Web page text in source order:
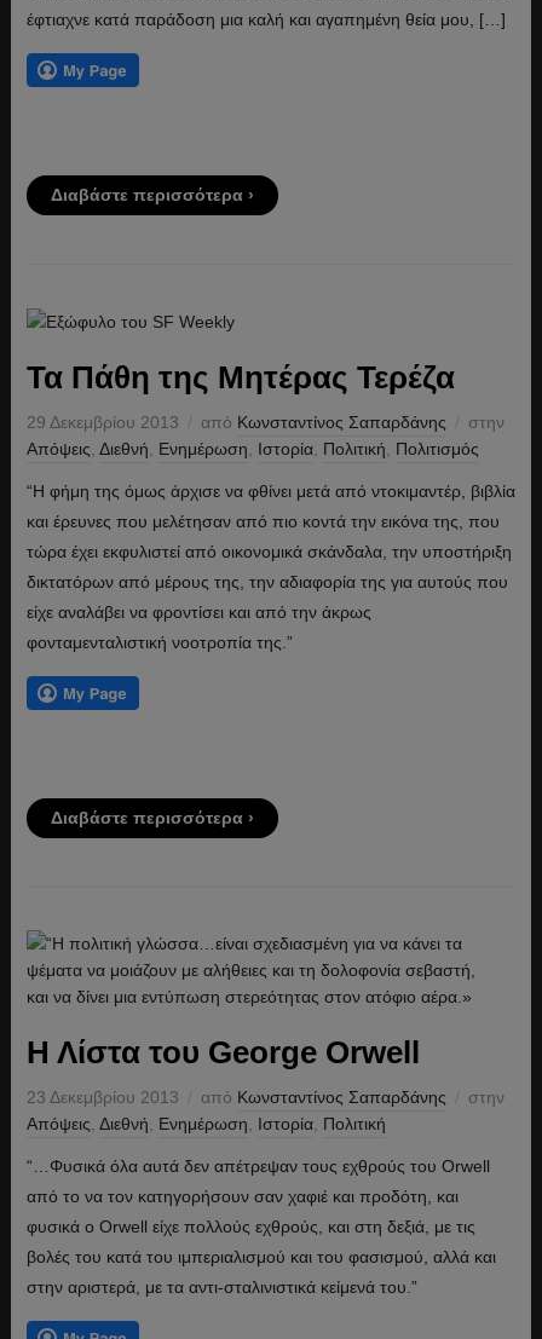
έφτιαχνε κατά παράδοση μια καλή και αγαπημένη θεία μου, […]
Διαβάστε περισσότερα ›
Τα Πάθη της Μητέρας Τερέζα
29 Δεκεμβρίου 2013 από Κωνσταντίνος Σαπαρδάνης
στην
Απόψεις Διεθνή Ενημέρωση Ιστορία, Πολιτική Πολιτισμός
“Η φήμη της όμως άρχισε να φθίνει μετά από ντοκιμαντέρ, βιβλία
και έρευνες που μελέτησαν από πιο κοντά την εικόνα της, που
τώρα έχει εκφυλιστεί από οικονομικά σκάνδαλα, την υποστήριξη
δικτατόρων από μέρους της, την αδιαφορία της για αυτούς που
είχε αναλάβει να φροντίσει και από την άκρως
φονταμενταλιστική νοοτροπία της.”
Διαβάστε περισσότερα ›
Η Λίστα του George Orwell
23 Δεκεμβρίου 2013 από Κωνσταντίνος Σαπαρδάνης
στην
Απόψεις Διεθνή Ενημέρωση Ιστορία, Πολιτική
“…Φυσικά όλα αυτά δεν απέτρεψαν τους εχθρούς του Orwell
από το να τον κατηγορήσουν σαν χαφιέ και προδότη, και
φυσικά ο Orwell είχε πολλούς εχθρούς, και στη δεξιά, με τις
βολές του κατά του ιμπεριαλισμού και του φασισμού, αλλά και
στην αριστερά, με τα αντι-σταλινιστικά κείμενά του.”